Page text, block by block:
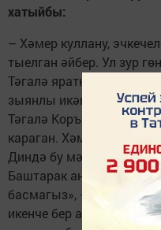
хатыйбы:
– Хәмер куллану,
тыелган әйбер. Ул зур
Тәгалә яраткан. Безгә
зыянлы икәнен дә Ул
Тәгалә Коръән китабын
караган. Хәмер дигән
Диндә бу мәсьәләгә
Баштарак анда:
басмагыз», – диелгән
икенче бер аятьтә: